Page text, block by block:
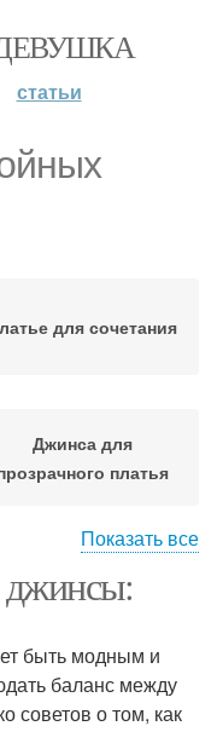
статьи
для сочетания
Джинса для
платья
бельем
Показать все
джинсы:
быть модным и
баланс между
советов о том, как